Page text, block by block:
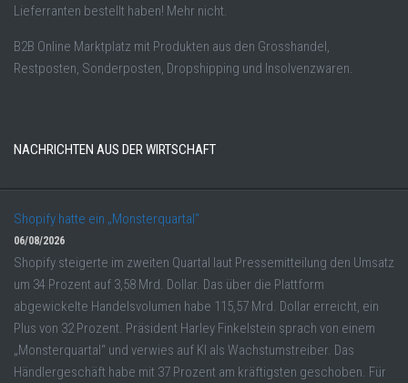
Lieferranten bestellt haben! Mehr nicht.
B2B Online Marktplatz mit Produkten aus den Grosshandel,
Restposten, Sonderposten, Dropshipping und Insolvenzwaren.
NACHRICHTEN AUS DER WIRTSCHAFT
Shopify hatte ein „Monsterquartal“
06/08/2026
Shopify steigerte im zweiten Quartal laut Pressemitteilung den Umsatz
um 34 Prozent auf 3,58 Mrd. Dollar. Das über die Plattform
abgewickelte Handelsvolumen habe 115,57 Mrd. Dollar erreicht, ein
Plus von 32 Prozent. Präsident Harley Finkelstein sprach von einem
„Monsterquartal“ und verwies auf KI als Wachstumstreiber. Das
Händlergeschäft habe mit 37 Prozent am kräftigsten geschoben. Für